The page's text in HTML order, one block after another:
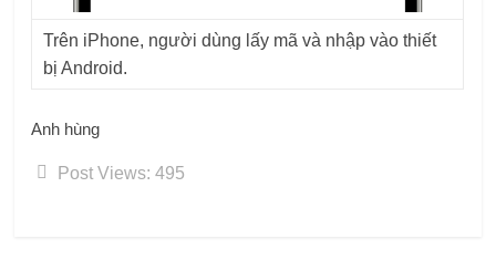
Trên iPhone, người dùng lấy mã và nhập vào thiết
bị Android.
Anh hùng
Post Views: 495